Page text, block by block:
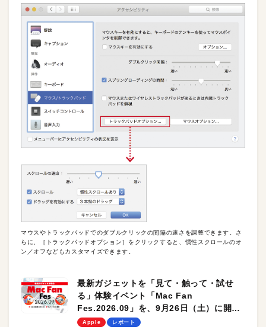
マウスやトラックパッドでのダブルクリックの間隔の速さを調整できます。さ
らに、［トラックパッドオプション］をクリックすると、慣性スクロールのオ
ン／オフなどもカスタマイズできます。
最新ガジェットを「見て・触って・試せ
る」体験イベント「Mac Fan
Fes.2026.09」を、9月26日（土）に開催
します！
Apple レポート